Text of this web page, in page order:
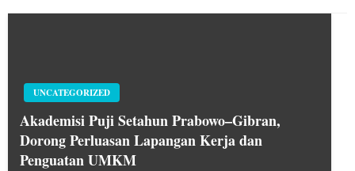
UNCATEGORIZED
Akademisi Puji Setahun Prabowo–Gibran,
Dorong Perluasan Lapangan Kerja dan
Penguatan UMKM